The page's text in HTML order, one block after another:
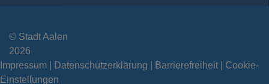
© Stadt Aalen
2026
Impressum
Datenschutzerklärung Barrierefreiheit
Cookie-
Einstellungen